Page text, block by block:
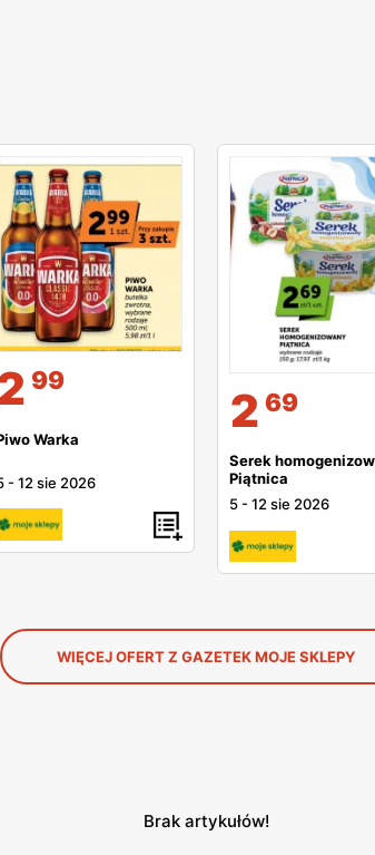
99
Warka
-12 sie 2026
2 69
Serek
Piątnica
5 -12 sie 2026
WIĘCEJ OFERT Z GAZETEK MOJE SKLEPY
Brak artykułów!